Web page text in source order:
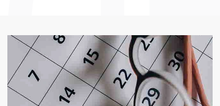
الجدول الزمني لزيارات طبيب عيون عيون الاطفال